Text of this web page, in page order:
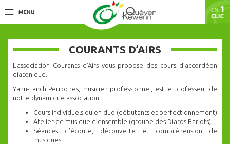
COURANTS D’AIRS
L’association Courants d’Airs vous propose des cours d’accordéon
diatonique.
Yann-Fanch Perroches, musicien professionnel, est le professeur de
notre dynamique association.
Cours individuels ou en duo (débutants et perfectionnement)
Atelier de musique d’ensemble (groupe des Diatos Barjots)
Séances d’écoute, découverte et compréhension de
musiques